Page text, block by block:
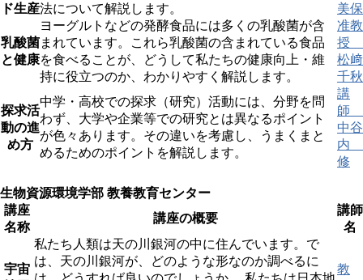
ド生産法について解説します。
美保
乳酸菌
と健康
ヨーグルトなどの発酵食品には多くの乳酸菌が含
まれています。これら乳酸菌の含まれている食品
を食べることが、どうして私たちの健康向上・維
持に役立つのか、わかりやすく解説します。
准教
授
松﨑
千秋
探求活
動の進
め方
中学・高校での探求（研究）活動には、分野を問
わず、大学や企業等での研究とは異なるポイント
が色々あります。その違いを考慮し、うまくまと
めるためのポイントを解説します。
講
師
中谷
内
修
生物資源環境学部 教養教育センター
講座
名称
講座の概要
講師
名
宇宙
私たち人類は天の川銀河の中に住んでいます。で
は、天の川銀河が、どのような形なのか調べるに
教